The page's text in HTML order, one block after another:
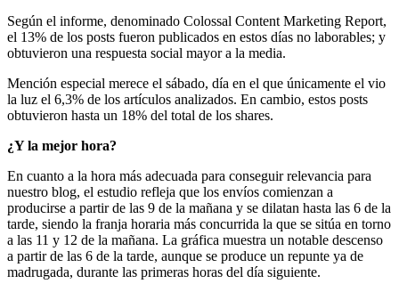
Según el informe, denominado Colossal Content Marketing Report,
el 13% de los posts fueron publicados en estos días no laborables; y
obtuvieron una respuesta social mayor a la media.
Mención especial merece el sábado, día en el que únicamente el vio
la luz el 6,3% de los artículos analizados. En cambio, estos posts
obtuvieron hasta un 18% del total de los shares.
¿Y la mejor hora?
En cuanto a la hora más adecuada para conseguir relevancia para
nuestro blog, el estudio refleja que los envíos comienzan a
producirse a partir de las 9 de la mañana y se dilatan hasta las 6 de la
tarde, siendo la franja horaria más concurrida la que se sitúa en torno
a las 11 y 12 de la mañana. La gráfica muestra un notable descenso
a partir de las 6 de la tarde, aunque se produce un repunte ya de
madrugada, durante las primeras horas del día siguiente.